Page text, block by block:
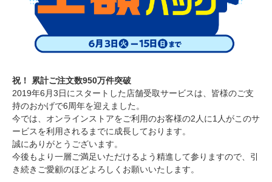
祝！ 累計ご注文数950万件突破
2019年6月3日にスタートした店舗受取サービスは、皆様のご支
持のおかげで6周年を迎えました。
今では、オンラインストアをご利用のお客様の2人に1人がこのサ
ービスを利用されるまでに成長しております。
誠にありがとうございます。
今後もより一層ご満足いただけるよう精進して参りますので、引
き続きご愛顧のほどよろしくお願いいたします。